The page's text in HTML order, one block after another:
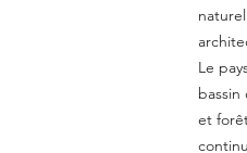
Le
et